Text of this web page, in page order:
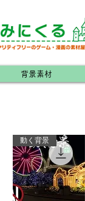
背景素材
動く背景